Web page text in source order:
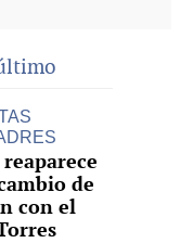
de
con el